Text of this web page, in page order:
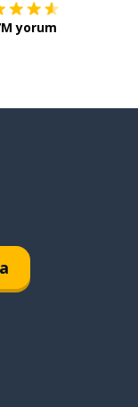
yorum